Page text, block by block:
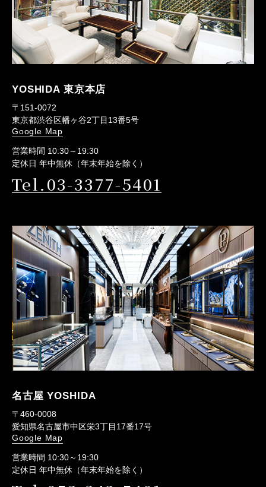
YOSHIDA 東京本店
〒151-0072
東京都渋谷区幡ヶ谷2丁目13番5号
Google Map
営業時間 10:30～19:30
定休日 年中無休（年末年始を除く）
Tel.03-3377-5401
名古屋 YOSHIDA
〒460-0008
愛知県名古屋市中区栄3丁目17番17号
Google Map
営業時間 10:30～19:30
定休日 年中無休（年末年始を除く）